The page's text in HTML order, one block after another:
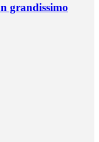
grandissimo